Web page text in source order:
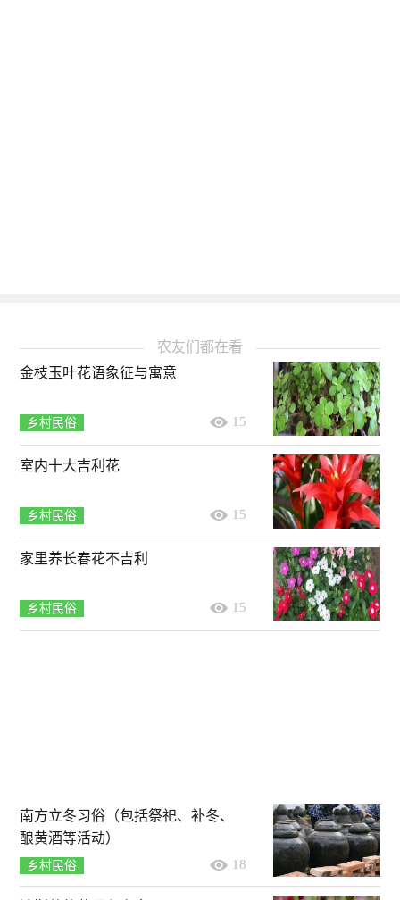
农友们都在看
金枝玉叶花语象征与寓意
乡村民俗 15
室内十大吉利花
乡村民俗 15
家里养长春花不吉利
乡村民俗 15
南方立冬习俗（包括祭祀、补冬、
酿黄酒等活动）
乡村民俗 18